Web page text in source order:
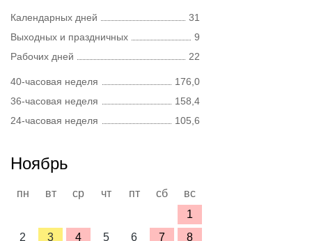
Календарных дней
31
Выходных и праздничных
9
Рабочих дней
22
40-часовая неделя
176,0
36-часовая неделя
158,4
24-часовая неделя
105,6
Ноябрь
пн вт ср чт пт сб
вс
1
2
3 4 5 6 7 8